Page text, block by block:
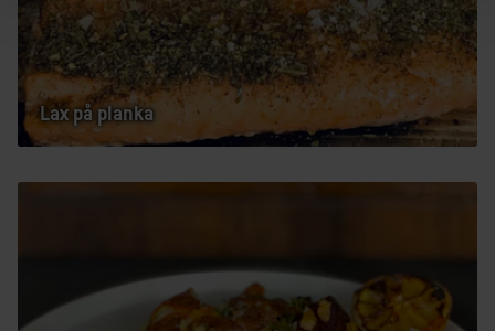
Lax på planka